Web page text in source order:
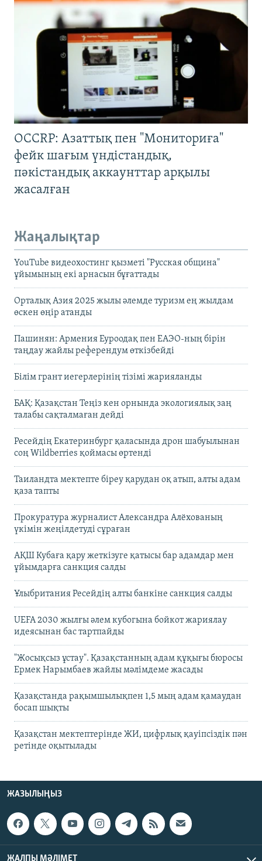
OCCRP: Азаттық пен "Мониториға"
фейк шағым үндістандық,
пәкістандық аккаунттар арқылы
жасалған
Жаңалықтар
YouTube видеохостинг қызметі "Русская община"
ұйымының екі арнасын бұғаттады
Орталық Азия 2025 жылы әлемде туризм ең жылдам
өскен өңір атанды
Пашинян: Армения Еуроодақ пен ЕАЭО-ның бірін
таңдау жайлы референдум өткізбейді
Білім грант иегерлерінің тізімі жарияланды
БАҚ: Қазақстан Теңіз кен орнында экологиялық заң
талабы сақталмаған дейді
Ресейдің Екатеринбург қаласында дрон шабуылынан
соң Wildberries қоймасы өртенді
Таиландта мектепте біреу қарудан оқ атып, алты адам
қаза тапты
Прокуратура журналист Александра Алёхованың
үкімін жеңілдетуді сұраған
АҚШ Кубаға қару жеткізуге қатысы бар адамдар мен
ұйымдарға санкция салды
Ұлыбритания Ресейдің алты банкіне санкция салды
UEFA 2030 жылғы әлем кубогына бойкот жариялау
идеясынан бас тартпайды
"Жосықсыз ұстау". Қазақстанның адам құқығы бюросы
Ермек Нарымбаев жайлы мәлімдеме жасады
Қазақстанда рақымшылықпен 1,5 мың адам қамаудан
босап шықты
Қазақстан мектептерінде ЖИ, цифрлық қауіпсіздік пән
ретінде оқытылады
ЖАЗЫЛЫҢЫЗ
ЖАЛПЫ МӘЛІМЕТ